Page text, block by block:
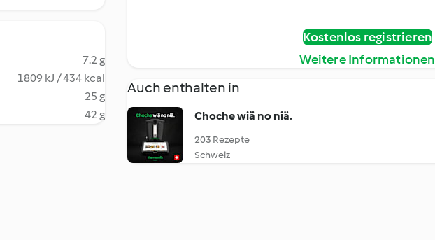
7.2 g
1809 kJ / 434 kcal
25 g
42 g
Kostenlos registrieren
Weitere Informationen
Auch enthalten in
Choche wiä no niä.
203 Rezepte
Schweiz